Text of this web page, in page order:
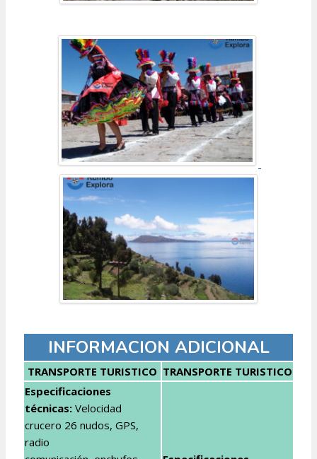
INFORMACION ADICIONAL
TRANSPORTE TURISTICO TRANSPORTE TURISTICO
Especificaciones
técnicas: Velocidad
crucero 26 nudos, GPS,
radio